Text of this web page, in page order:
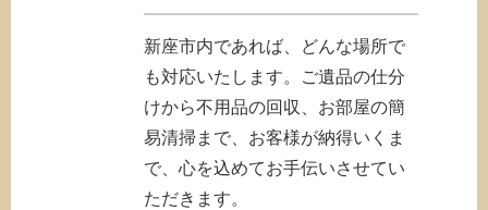
新座市内であれば、どんな場所で
も対応いたします。ご遺品の仕分
けから不用品の回収、お部屋の簡
易清掃まで、お客様が納得いくま
で、心を込めてお手伝いさせてい
ただきます。